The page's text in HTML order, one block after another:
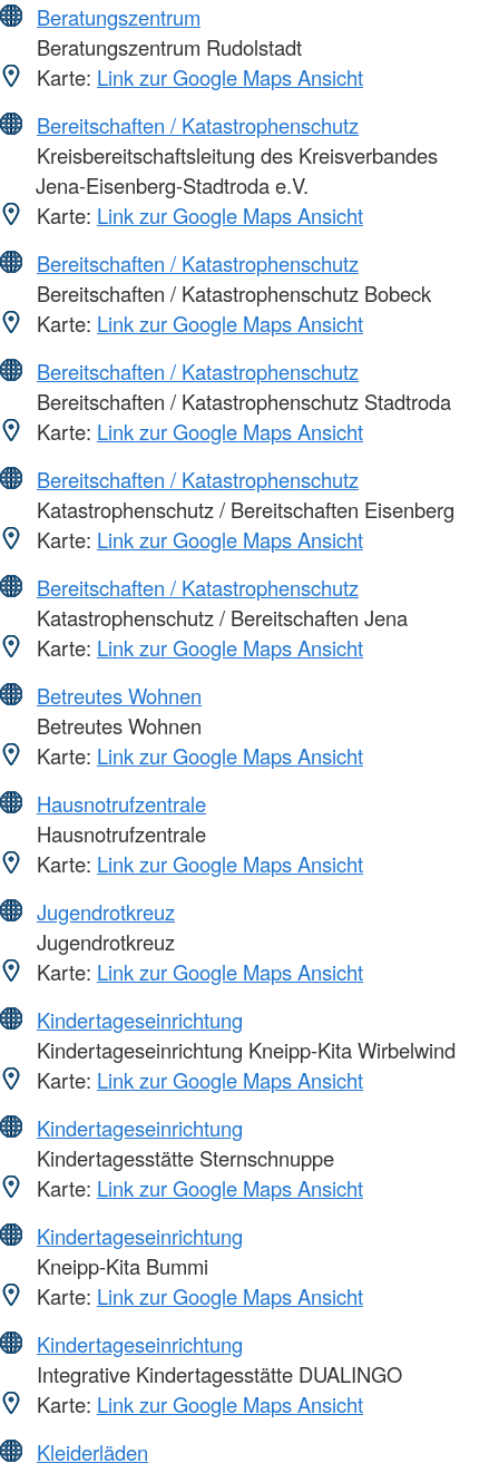
Beratungszentrum
Beratungszentrum Rudolstadt
Karte: Link zur Google Maps Ansicht
Bereitschaften / Katastrophenschutz
Kreisbereitschaftsleitung des Kreisverbandes
Jena-Eisenberg-Stadtroda e.V.
Karte: Link zur Google Maps Ansicht
Bereitschaften / Katastrophenschutz
Bereitschaften / Katastrophenschutz Bobeck
Karte: Link zur Google Maps Ansicht
Bereitschaften / Katastrophenschutz
Bereitschaften / Katastrophenschutz Stadtroda
Karte: Link zur Google Maps Ansicht
Bereitschaften / Katastrophenschutz
Katastrophenschutz / Bereitschaften Eisenberg
Karte: Link zur Google Maps Ansicht
Bereitschaften / Katastrophenschutz
Katastrophenschutz / Bereitschaften Jena
Karte: Link zur Google Maps Ansicht
Betreutes Wohnen
Betreutes Wohnen
Karte: Link zur Google Maps Ansicht
Hausnotrufzentrale
Hausnotrufzentrale
Karte: Link zur Google Maps Ansicht
Jugendrotkreuz
Jugendrotkreuz
Karte: Link zur Google Maps Ansicht
Kindertageseinrichtung
Kindertageseinrichtung Kneipp-Kita Wirbelwind
Karte: Link zur Google Maps Ansicht
Kindertageseinrichtung
Kindertagesstätte Sternschnuppe
Karte: Link zur Google Maps Ansicht
Kindertageseinrichtung
Kneipp-Kita Bummi
Karte: Link zur Google Maps Ansicht
Kindertageseinrichtung
Integrative Kindertagesstätte DUALINGO
Karte: Link zur Google Maps Ansicht
Kleiderläden